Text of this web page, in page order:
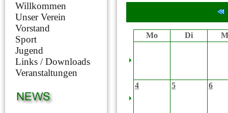
Willkommen
Unser Verein
Vorstand
Sport
Jugend
Links / Downloads
Veranstaltungen
Mo Di
4 5 6